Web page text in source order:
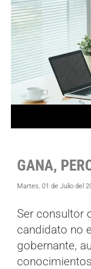
GANA,
Martes, 01 de Julio del
Ser consultor
candidato no
gobernante,